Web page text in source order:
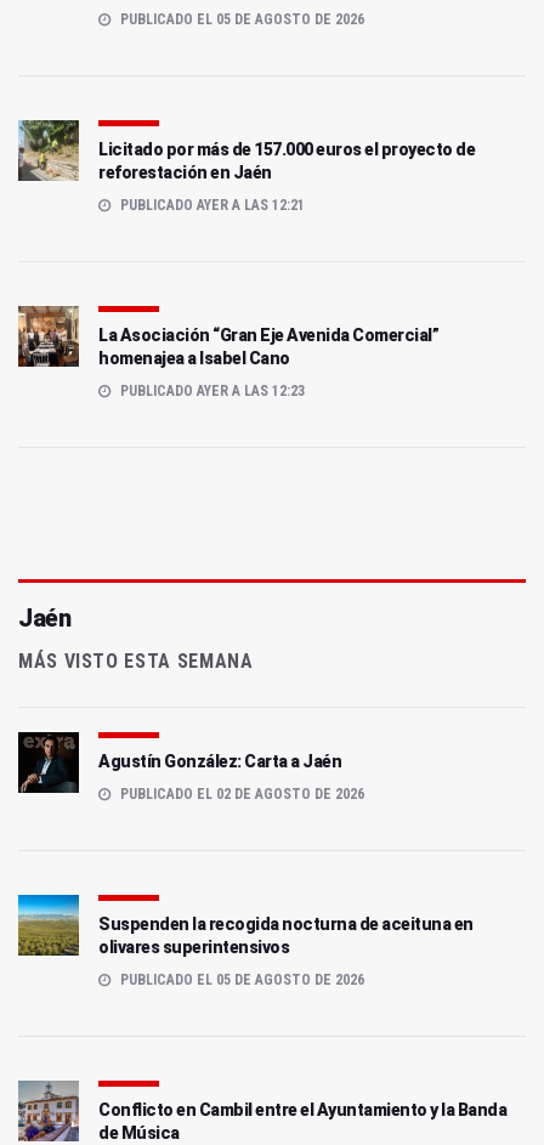
PUBLICADO EL 05 DE AGOSTO DE 2026
Licitado por más de 157.000 euros el proyecto de
reforestación en Jaén
PUBLICADO AYER A LAS 12:21
La Asociación “Gran Eje Avenida Comercial”
homenajea a Isabel Cano
PUBLICADO AYER A LAS 12:23
Jaén
MÁS VISTO ESTA SEMANA
Agustín González: Carta a Jaén
PUBLICADO EL 02 DE AGOSTO DE 2026
Suspenden la recogida nocturna de aceituna en
olivares superintensivos
PUBLICADO EL 05 DE AGOSTO DE 2026
Conflicto en Cambil entre el Ayuntamiento y la Banda
de Música